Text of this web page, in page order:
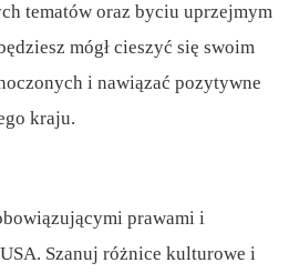
tematów oraz byciu uprzejmym
mógł cieszyć się swoim
i nawiązać pozytywne
kraju.
prawami i
Szanuj różnice kulturowe i